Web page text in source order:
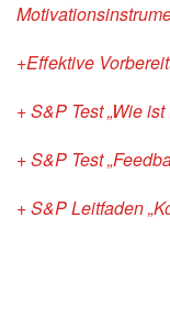
+Effektive
+ S&P Test „Wie
+ S&P Test
+ S&P Leitfaden